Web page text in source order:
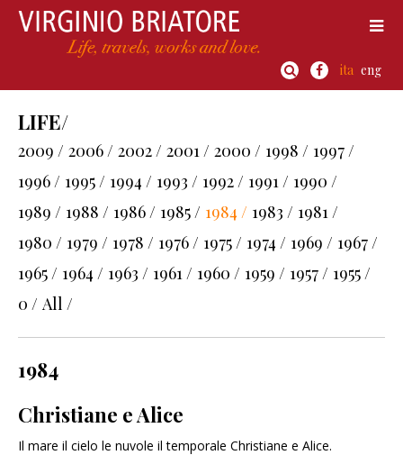
ita eng
LIFE/
2009 / 2006 / 2002 / 2001 / 2000 / 1998 / 1997 /
1996 / 1995 / 1994 / 1993 / 1992 / 1991 / 1990 /
1989 / 1988 / 1986 / 1985 / 1984 / 1983 / 1981 /
1980 / 1979 / 1978 / 1976 / 1975 / 1974 / 1969 / 1967 /
1965 / 1964 / 1963 / 1961 / 1960 / 1959 / 1957 / 1955 /
0 / All /
1984
Christiane e Alice
Il mare il cielo le nuvole il temporale Christiane e Alice.